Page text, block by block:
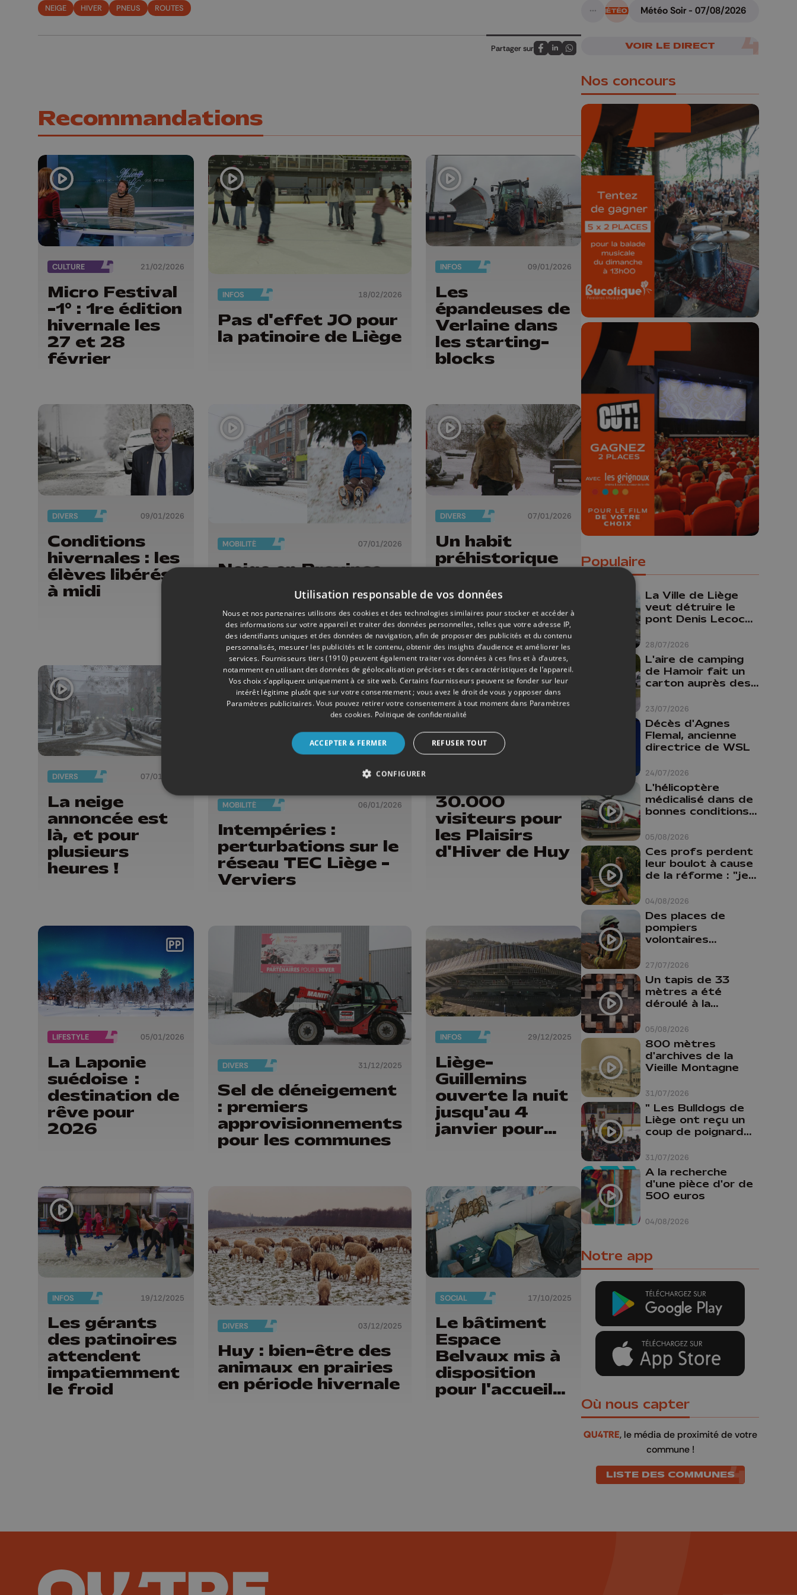
NEIGE HIVER PNEUS ROUTES
Partager sur
Partagez sur FaceBook
Partagez sur LinkedIn
Partagez sur Whatsapp
Recommandations
CULTURE 21/02/2026
Micro Festival
-1° : 1re édition
hivernale les
27 et 28
février
INFOS 18/02/2026
Pas d'effet JO pour
la patinoire de Liège
INFOS 09/01/2026
Les
épandeuses de
Verlaine dans
les starting-
blocks
DIVERS 09/01/2026
Conditions
hivernales : les
élèves libérés
à midi
MOBILITÉ 07/01/2026
Neige en Province
de Liège : traffic
ralenti et enfants
ravis
DIVERS 07/01/2026
Un habit
préhistorique
contre les
grands froids
DIVERS 07/01/2026
La neige
annoncée est
là, et pour
plusieurs
heures !
MOBILITÉ 06/01/2026
Intempéries :
perturbations sur le
réseau TEC Liège -
Verviers
30.000
visiteurs pour
les Plaisirs
d'Hiver de Huy
LIFESTYLE 05/01/2026
La Laponie
suédoise :
destination de
rêve pour
2026
DIVERS 31/12/2025
Sel de déneigement
: premiers
approvisionnements
pour les communes
INFOS 29/12/2025
Liège-
Guillemins
ouverte la nuit
jusqu'au 4
janvier pour
INFOS 19/12/2025
Les gérants
des patinoires
attendent
impatiemment
le froid
DIVERS 03/12/2025
Huy : bien-être des
animaux en prairies
en période hivernale
SOCIAL 17/10/2025
Le bâtiment
Espace
Belvaux mis à
disposition
pour l'accueil
A suivre
Météo Soir - 07/08/2026
VOIR LE DIRECT
Nos concours
🎁 Gagnez 5x2
places pour le
Bucolique Ferrières
Festival 🌿🎶
Concours valable jusqu'au 9 août,
23h59.
🎬 Concours CUT x
Les Grignoux ✨
Concours permanent - 2 places à
gagner chaque semaine !
Populaire
28/07/2026
La Ville de Liège
veut détruire le
pont Denis Lecocq
budget pour le
faire
23/07/2026
L'aire de camping
de Hamoir fait un
carton auprès des
24/07/2026
Décès d'Agnes
Flemal, ancienne
directrice de WSL
05/08/2026
L'hélicoptère
médicalisé dans de
bonnes conditions à
04/08/2026
Ces profs perdent
leur boulot à cause
de la réforme : "je
comme prof que
comme
pharmacienne"
27/07/2026
Des places de
pompiers
volontaires
province de Liège :
"Un citoyen qui
n'est formé ne
peut pas nous
aider"
05/08/2026
Un tapis de 33
mètres a été
déroulé à la
Liège
31/07/2026
800 mètres
d'archives de la
Vieille Montagne
31/07/2026
" Les Bulldogs de
Liège ont reçu un
coup de poignard
04/08/2026
A la recherche
d'une pièce d'or de
500 euros
Notre app
Où nous capter
QU4TRE, le média de proximité de votre
commune !
LISTE DES COMMUNES
Utilisation responsable de vos données
Nous et nos partenaires utilisons des cookies et des technologies similaires pour stocker et accéder à
des informations sur votre appareil et traiter des données personnelles, telles que votre adresse IP,
des identifiants uniques et des données de navigation, afin de proposer des publicités et du contenu
personnalisés, mesurer les publicités et le contenu, obtenir des insights d’audience et améliorer les
services. Fournisseurs tiers (1910) peuvent également traiter vos données à ces fins et à d’autres,
notamment en utilisant des données de géolocalisation précises et des caractéristiques de l’appareil.
Vos choix s’appliquent uniquement à ce site web. Certains fournisseurs peuvent se fonder sur leur
intérêt légitime plutôt que sur votre consentement ; vous avez le droit de vous y opposer dans
Paramètres publicitaires. Vous pouvez retirer votre consentement à tout moment dans Paramètres
des cookies. Politique de confidentialité
ACCEPTER & FERMER REFUSER TOUT
CONFIGURER